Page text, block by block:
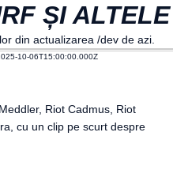
ȘI ALTELE
din actualizarea /dev de azi.
10-06T15:00:00.000Z
Riot Cadmus, Riot
cu un clip pe scurt despre